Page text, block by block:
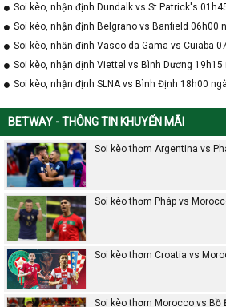
Soi kèo, nhận định Dundalk vs St Patrick's
Soi kèo, nhận định Belgrano vs Banfield 06h00
Soi kèo, nhận định Vasco da Gama vs Cuiaba
Soi kèo, nhận định Viettel vs Bình Dương
Soi kèo, nhận định SLNA vs Bình Định 18h00
BETWAY - THÔNG TIN KHUYẾN MÃI
Soi kèo thơm Argentina vs
Soi kèo thơm Pháp vs
Soi kèo thơm Croatia vs
Soi kèo thơm Morocco vs Bồ